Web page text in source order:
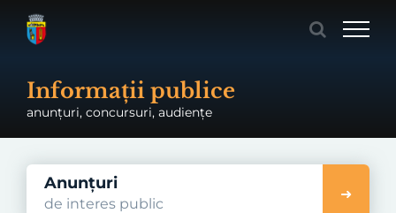
Informații publice
anunțuri, concursuri, audiențe
Anunțuri
de interes public